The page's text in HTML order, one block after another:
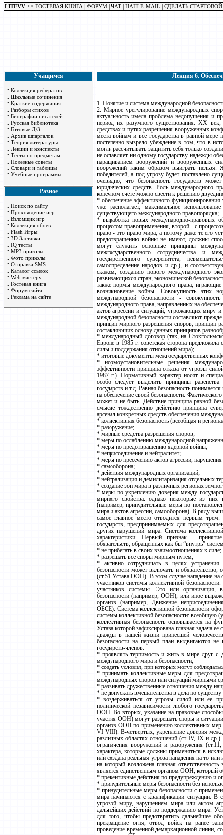
LITEVV >> ГОСТЕВАЯ КНИГА ФОРУМ ЧАТ НАШ E-MAIL СДЕЛАТЬ СТАРТОВОЙ
Учащимся
:: Коллекция рефератов
:: Школьные сочинения
:: Краткие содержания
:: Разборы стихов
:: Биографии писателей
:: Русская библиотека
:: Готовые Д/З
:: Архив шпаргалок
:: Теория литературы
:: Лекции и конспекты
:: Тесты по предметам
:: Полезные советы
:: Словари и таблицы
:: Учебные программы
Разное
:: Поиск по сайту
:: Прохождение игр
:: Взломщик игр
:: Коллекция обоев
:: Flash Игры
:: 3D Заставки
:: IQ тесты
:: MP3 приколы
:: Фото приколы
:: Отправка SMS
:: Каталог ссылок
:: Web мастеру
:: Гостевая книга
:: Форум сайта
:: Реклама на сайте
Лекция 6.
1. Понятие и система международной
2. Мирное урегулирование международных
актуальность имела проблема недопущения и
период их разумного существования. XX
средствах и путях разрешения вооруженных
места войнам и все государства в равной
постепенно вызрело убеждение в том, что в
могли рассчитывать защитить себя только
не оставляет ни одному государству надежды
наращиванием вооружений и вооруженных
вооружений таким образом выиграть нельзя.
победителей, а под угрозу будет поставлено
очевидно, что безопасность государств
юридических средств. Роль международного
конечном счете можно свести к решению
* обеспечение эффективного
уже располагает, максимальное
существующего международного правопорядка;
* выработка новых международно-правовых
процессом правоприменения, второй - с
право - это право мира, а потому даже те его
предотвращению войны не имеют, должны
могут служить основные принципы
межгосударственного сотрудничества и
государственного суверенитета,
самоопределение народов и др.), и
скажем, созданию нового международного
развивающихся стран, экономической
также нормы международного права,
возникновение войны. Совокупность этих
международной безопасности -
международного права, направленных на
актов агрессии и ситуаций, угрожающих миру
международной безопасности составляют
принцип мирного разрешения споров, принцип
составляющих основу данных принципов
* международный договор (так, на
Европе в 1985 г. советская сторона
силы и поддержания отношений мира);
* итоговые документы межгосударственных
* нормоустановительные решения
эффективности принципа отказа от угрозы
1987 г.). Нормативный характер носят и
особо следует выделить принципы равенства
государств и т.д. Равная безопасность
на обеспечение своей безопасности.
может и не быть. Действие принципа равной
смысле тождественно действию принципа
арсенал конкретных средств обеспечения
* коллективная безопасность (всеобщая и
* разоружение;
* мирные средства разрешения споров;
* меры по ослаблению международной
* меры по предотвращению ядерной войны;
* неприсоединение и нейтралитет;
* меры по пресечению актов агрессии,
* самооборона;
* действия международных организаций;
* нейтрализация и демилитаризация отдельных
* создание зон мира в различных регионах
* меры по укреплению доверия между
мирного свойства, однако некоторые из них
(например, принудительные меры по
мира и актов агрессии, самооборона). В ряду
самое главное место отводится первым трем.
государств, предпринимаемых для
других нарушений мира. Система
характеристики. Первый признак -
обязательств, обращенных как бы “внутрь”
* не прибегать в своих взаимоотношениях к силе;
* разрешать все споры мирным путем;
* активно сотрудничать в целях
безопасности может включать и обязательство,
(ст.51 Устава ООН). В этом случае нападение на
участников системы коллективной
участников системы. Это или организация,
безопасности (например, ООН), или иное
органов (например, Движение
ОБСЕ). Система коллективной безопасности
системы коллективной безопасности: всеобщую
коллективная безопасность основывается на
Устава которой зафиксирована главная задача
дважды в нашей жизни принесшей
безопасности на первый план выдвигаются
государств-членов:
* проявлять терпимость и жить в мире друг с
международного мира и безопасности;
* создать условия, при которых могут
* принимать коллективные меры для
международных споров или ситуаций мирными
* развивать дружественные отношения между
* не допускать вмешательства в дела по
* воздерживаться от угрозы силой или ее
политической независимости любого
ООН. Во-вторых, указание на правовые
участия ООН) могут разрешать споры и
органов ООН по применению коллективных мер
VI VIII). В-четвертых, укрепление доверия
различных областях отношений (ст IV, IX и
ограничения вооружений и разоружения
характера, которые должны применяться в
или создана реальная угроза нападения на то
на который возложена главная
является единственным органом ООН, который
* превентивные действия по предупреждению и
* принудительные меры безопасности без
* принудительные меры безопасности с
мира начинаются с квалификации ситуации. В
угрозой миру, нарушением мира или актом
дальнейших действий по поддержанию мира.
для того, чтобы предотвратить дальнейшее
прекращение огня, отвод войск на ранее
проведение временной демаркационной линии,